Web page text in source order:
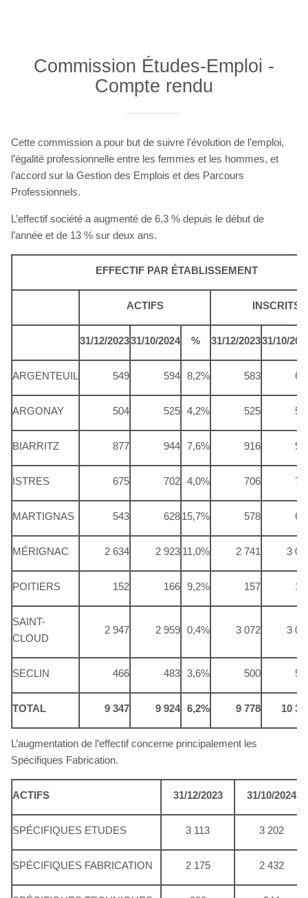
Commission Études-Emploi -
Compte rendu
Cette commission a pour but de suivre l’évolution de l’emploi,
l’égalité professionnelle entre les femmes et les hommes, et
l’accord sur la Gestion des Emplois et des Parcours
Professionnels.
L’effectif société a augmenté de 6,3 % depuis le début de
l’année et de 13 % sur deux ans.
EFFECTIF PAR ÉTABLISSEMENT
ACTIFS INSCRITS
31/12/202331/10/2024 % 31/12/202331/10/
ARGENTEUIL 549 594 8,2% 583
ARGONAY 504 525 4,2% 525
BIARRITZ 877 944 7,6% 916
ISTRES 675 702 4,0% 706
MARTIGNAS 543 62815,7% 578
MÉRIGNAC 2 634 2 923 11,0% 2 741 3
POITIERS 152 166 9,2% 157
SAINT-
CLOUD
2 947 2 959 0,4% 3 072 3
SECLIN 466 483 3,6% 500
TOTAL 9 347 9 924 6,2% 9 778 10
L’augmentation de l’effectif concerne principalement les
Spécifiques Fabrication.
ACTIFS 31/12/2023 31/10/2024
SPÉCIFIQUES ETUDES 3 113 3 202
SPÉCIFIQUES FABRICATION 2 175 2 432